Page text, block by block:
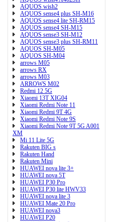
AQUOS wish2
AQUOS sense4 plus SH-M16
AQUOS sense4 lite SH-RM15
AQUOS sense4 SH-M15
AQUOS sense3 SH-M12
AQUOS sense3 plus SH-RM11
AQUOS SH-M05
AQUOS SH-M04
arrows M05
arrows RX
arrows M03
ARROWS M02
Redmi 12 5G
Xiaomi 13T XIG04
Xiaomi Redmi Note 11
Xiaomi Redmi 9T 4G
Xiaomi Redmi Note 9S
Xiaomi Redmi Note 9T 5G A001
XM
Mi 11 Lite 5G
Rakuten BIG s
Rakuten Hand
Rakuten Mini
HUAWEI nova lite 3+
HUAWEI nova 5T
HUAWEI P30 Pro
HUAWEI P30 lite HWV33
HUAWEI nova lite 3
HUAWEI Mate 20 Pro
HUAWEI nova3
HUAWEI P20